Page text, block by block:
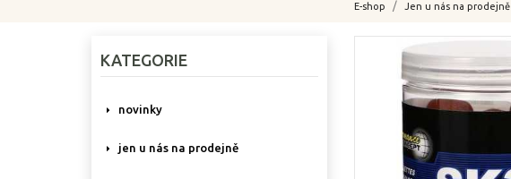
E-shop Jen u nás na prodejně
KATEGORIE
novinky
jen u nás na prodejně